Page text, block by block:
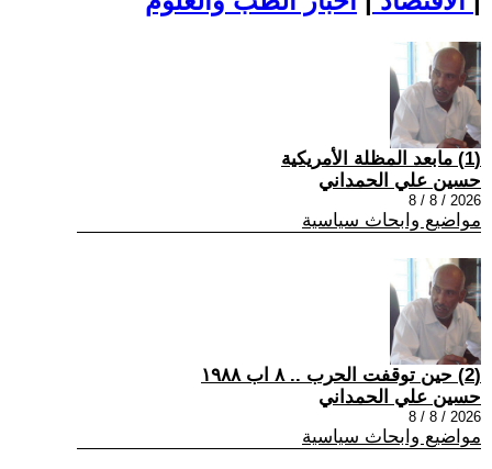
(1) مابعد المظلة الأمريكية
حسين علي الحمداني
2026 / 8 / 8
مواضيع وابحاث سياسية
(2) حين توقفت الحرب .. ٨ اب ١٩٨٨
حسين علي الحمداني
2026 / 8 / 8
مواضيع وابحاث سياسية